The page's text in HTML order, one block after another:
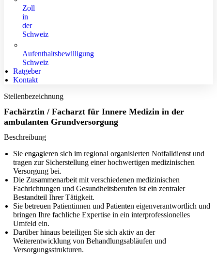
Zoll
in
der
Schweiz
Aufenthaltsbewilligung
Schweiz
Ratgeber
Kontakt
Stellenbezeichnung
Fachärztin / Facharzt für Innere Medizin in der
ambulanten Grundversorgung
Beschreibung
Sie engagieren sich im regional organisierten Notfalldienst und
tragen zur Sicherstellung einer hochwertigen medizinischen
Versorgung bei.
Die Zusammenarbeit mit verschiedenen medizinischen
Fachrichtungen und Gesundheitsberufen ist ein zentraler
Bestandteil Ihrer Tätigkeit.
Sie betreuen Patientinnen und Patienten eigenverantwortlich und
bringen Ihre fachliche Expertise in ein interprofessionelles
Umfeld ein.
Darüber hinaus beteiligen Sie sich aktiv an der
Weiterentwicklung von Behandlungsabläufen und
Versorgungsstrukturen.